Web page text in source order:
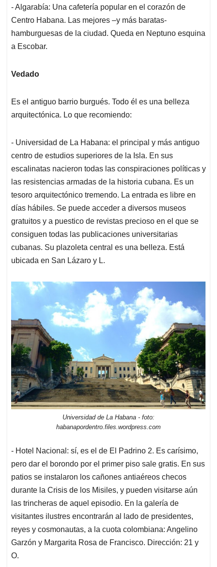
- Algarabía: Una cafetería popular en el corazón de
Centro Habana. Las mejores –y más baratas-
hamburguesas de la ciudad. Queda en Neptuno esquina
a Escobar.
Vedado
Es el antiguo barrio burgués. Todo él es una belleza
arquitectónica. Lo que recomiendo:
- Universidad de La Habana: el principal y más antiguo
centro de estudios superiores de la Isla. En sus
escalinatas nacieron todas las conspiraciones políticas y
las resistencias armadas de la historia cubana. Es un
tesoro arquitectónico tremendo. La entrada es libre en
días hábiles. Se puede acceder a diversos museos
gratuitos y a puestico de revistas precioso en el que se
consiguen todas las publicaciones universitarias
cubanas. Su plazoleta central es una belleza. Está
ubicada en San Lázaro y L.
Universidad de La Habana - foto:
habanapordentro.files.wordpress.com
- Hotel Nacional: sí, es el de El Padrino 2. Es carísimo,
pero dar el borondo por el primer piso sale gratis. En sus
patios se instalaron los cañones antiaéreos checos
durante la Crisis de los Misiles, y pueden visitarse aún
las trincheras de aquel episodio. En la galería de
visitantes ilustres encontrarán al lado de presidentes,
reyes y cosmonautas, a la cuota colombiana: Angelino
Garzón y Margarita Rosa de Francisco. Dirección: 21 y
O.